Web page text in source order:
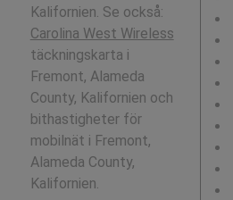
Kalifornien. Se också:
Carolina West Wireless
täckningskarta i
Fremont, Alameda
County, Kalifornien och
bithastigheter för
mobilnät i Fremont,
Alameda County,
Kalifornien.